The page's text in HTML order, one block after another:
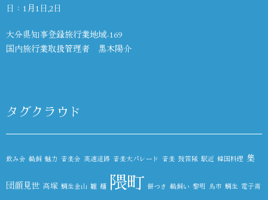
日：1月1日,2日
大分県知事登録旅行業地域-169
国内旅行業取扱管理者 黒木陽介
タグクラウド
飲み会 鵜飼 魅力 音楽会 高速道路 音楽大パレード 音楽 鼓笛隊 駅近 韓国料理 集
団顔見世 高塚 鯛生金山 雛 麺 隈町 餅つき 鵜飼い 黎明 鳥市 鯛生 電子商